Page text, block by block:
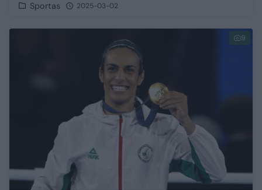
Sportas 2025-03-02
9